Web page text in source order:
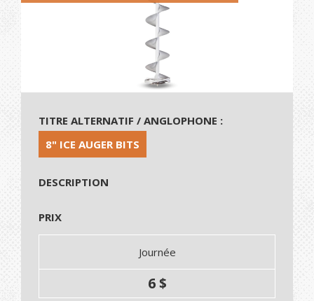
TITRE ALTERNATIF / ANGLOPHONE :
8" ICE AUGER BITS
DESCRIPTION
PRIX
Journée
6 $